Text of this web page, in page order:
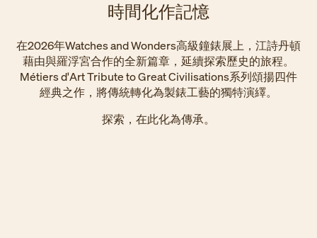
時間化作記憶
在2026年Watches and Wonders高級鐘錶展上，江詩丹頓
藉由與羅浮宮合作的全新篇章，延續探索歷史的旅程。
Métiers d'Art Tribute to Great Civilisations系列頌揚四件
經典之作，將傳統轉化為製錶工藝的獨特演繹。
探索，在此化為傳承。